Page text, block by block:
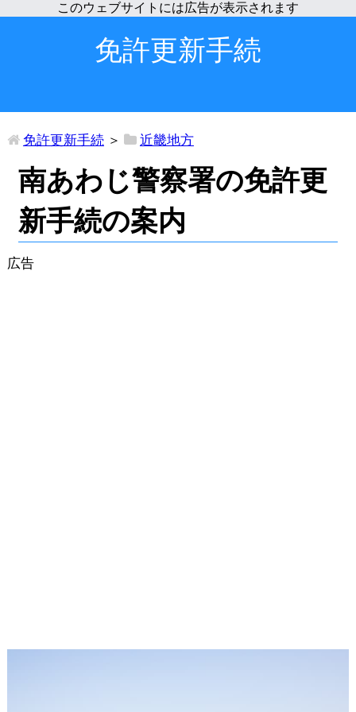
免許更新手続
免許更新手続＞ 近畿地方
南あわじ警察署の免許更
新手続の案内
広告